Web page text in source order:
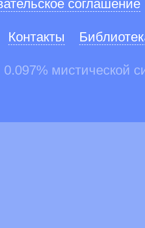
соглашение
Контакты
0.097% мистической